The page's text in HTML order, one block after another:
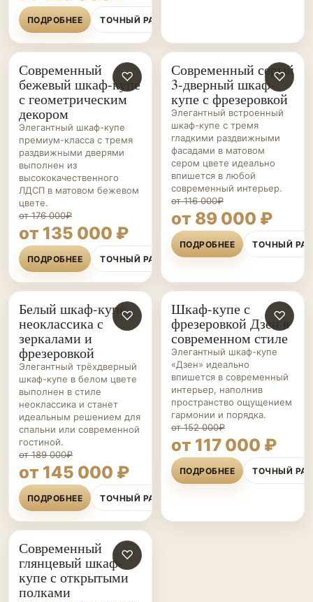
ПОДРОБНЕЕ ТОЧНЫЙ РАСЧЁТ
ШКАФЫ-
КУПЕ НА ЗАКАЗ
♡
Современный
бежевый шкаф-купе
с геометрическим
декором
Элегантный шкаф-купе
премиум-класса с тремя
раздвижными дверями
выполнен из
высококачественного
ЛДСП в матовом бежевом
цвете.
от 176 000₽
от 135 000 ₽
ПОДРОБНЕЕ ТОЧНЫЙ РАСЧЁТ
ШКАФЫ-
КУПЕ НА ЗАКАЗ
♡
Современный серый
3-дверный шкаф-
купе с фрезеровкой
Элегантный встроенный
шкаф-купе с тремя
гладкими раздвижными
фасадами в матовом
сером цвете идеально
впишется в любой
современный интерьер.
от 116 000₽
от 89 000 ₽
ПОДРОБНЕЕ ТОЧНЫЙ
ШКАФЫ-
КУПЕ НА ЗАКАЗ
♡
Белый шкаф-купе
неоклассика с
зеркалами и
фрезеровкой
Элегантный трёхдверный
шкаф-купе в белом цвете
выполнен в стиле
неоклассика и станет
идеальным решением для
спальни или современной
гостиной.
от 189 000₽
от 145 000 ₽
ПОДРОБНЕЕ ТОЧНЫЙ РАСЧЁТ
ШКАФЫ-
КУПЕ НА ЗАКАЗ
♡
Шкаф-купе с
фрезеровкой Дзен в
современном стиле
Элегантный шкаф-купе
«Дзен» идеально
впишется в современный
интерьер, наполнив
пространство ощущением
гармонии и порядка.
от 152 000₽
от 117 000 ₽
ПОДРОБНЕЕ ТОЧНЫЙ
ШКАФЫ-
КУПЕ НА ЗАКАЗ
♡
Современный
глянцевый шкаф-
купе с открытыми
полками